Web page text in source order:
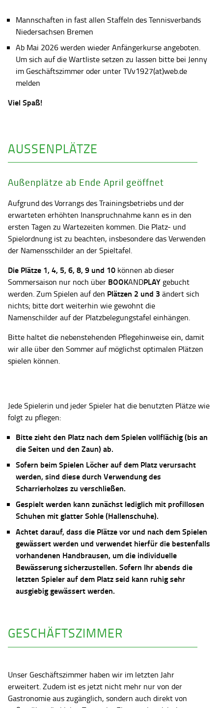
Mannschaften in fast allen Staffeln des Tennisverbands
Niedersachsen Bremen
Ab Mai 2026 werden wieder Anfängerkurse angeboten.
Um sich auf die Wartliste setzen zu lassen bitte bei Jenny
im Geschäftszimmer oder unter TVv1927(at)web.de
melden
Viel Spaß!
AUSSENPLÄTZE
Außenplätze ab Ende April geöffnet
Aufgrund des Vorrangs des Trainingsbetriebs und der
erwarteten erhöhten Inanspruchnahme kann es in den
ersten Tagen zu Wartezeiten kommen. Die Platz- und
Spielordnung ist zu beachten, insbesondere das Verwenden
der Namensschilder an der Spieltafel.
Die Plätze 1, 4, 5, 6, 8, 9 und 10 können ab dieser
Sommersaison nur noch über BOOKANDPLAY gebucht
werden. Zum Spielen auf den Plätzen 2 und 3 ändert sich
nichts; bitte dort weiterhin wie gewohnt die
Namenschilder auf der Platzbelegungstafel einhängen.
Bitte haltet die nebenstehenden Pflegehinweise ein, damit
wir alle über den Sommer auf möglichst optimalen Plätzen
spielen können.
Jede Spielerin und jeder Spieler hat die benutzten Plätze wie
folgt zu pflegen:
Bitte zieht den Platz nach dem Spielen vollflächig (bis an
die Seiten und den Zaun) ab.
Sofern beim Spielen Löcher auf dem Platz verursacht
werden, sind diese durch Verwendung des
Scharrierholzes zu verschließen.
Gespielt werden kann zunächst lediglich mit profillosen
Schuhen mit glatter Sohle (Hallenschuhe).
Achtet darauf, dass die Plätze vor und nach dem Spielen
gewässert werden und verwendet hierfür die bestenfalls
vorhandenen Handbrausen, um die individuelle
Bewässerung sicherzustellen. Sofern Ihr abends die
letzten Spieler auf dem Platz seid kann ruhig sehr
ausgiebig gewässert werden.
GESCHÄFTSZIMMER
Unser Geschäftszimmer haben wir im letzten Jahr
erweitert. Zudem ist es jetzt nicht mehr nur von der
Gastronomie aus zugänglich, sondern auch direkt von